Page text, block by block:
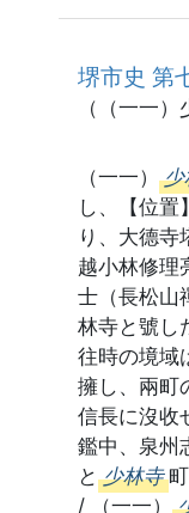
堺市史 第
（（一一）
（一一） 少
し、【位置
り、大德寺
越小林修理
士（長松山
林寺と號し
往時の境域
擁し、兩町
信長に沒收
鑑中、泉州
と 少林寺
/ （一一）